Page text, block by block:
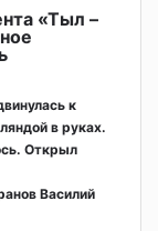
«Тыл –
к
в руках.
Открыл
Василий